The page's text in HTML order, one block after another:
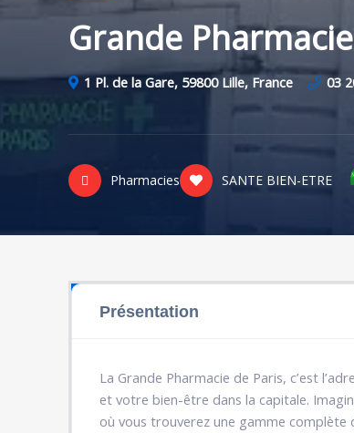
Grande
1 Pl. de la Gare, 59800 Lille, France 03
Pharmacies SANTE BIEN-ETRE
Présentation
La Grande Pharmacie de Paris, c’est
et votre bien-être dans la capitale.
où vous trouverez une gamme